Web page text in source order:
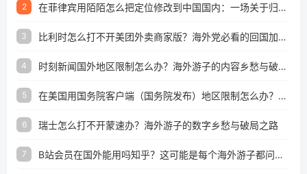
2 在菲律宾用陌陌怎么把定位修改到中国国内：一场关于归属感与连接的探索
3 比利时怎么打不开美团外卖商家版？海外党必看的回国加速全攻略
4 时刻新闻国外地区限制怎么办？海外游子的内容乡愁与破局之路
5 在美国用国务院客户端（国务院发布）地区限制怎么办？3步解决海外看国内内容难题
6 瑞士怎么打不开蒙速办？海外游子的数字乡愁与破局之路
7 B站会员在国外能用吗知乎？这可能是每个海外游子都问过的问题